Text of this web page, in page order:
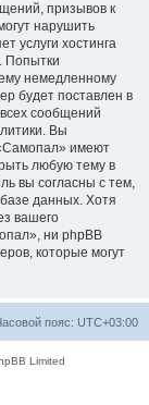
призывов к
нарушить
услуги хостинга
Попытки
немедленному
будет поставлен в
сообщений
Вы
имеют
любую тему в
вы согласны с тем,
данных. Хотя
вашего
ни phpBB
которые могут
пояс: UTC+03:00
Limited